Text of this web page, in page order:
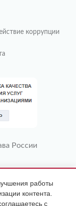
коррупции
России
работы
контента.
с